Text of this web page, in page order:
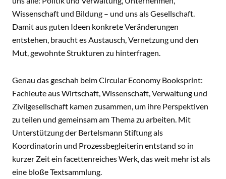
Wissenschaft und Bildung – und uns als Gesellschaft.
Damit aus guten Ideen konkrete Veränderungen
entstehen, braucht es Austausch, Vernetzung und den
Mut, gewohnte Strukturen zu hinterfragen.
Genau das geschah beim Circular Economy Booksprint:
Fachleute aus Wirtschaft, Wissenschaft, Verwaltung und
Zivilgesellschaft kamen zusammen, um ihre Perspektiven
zu teilen und gemeinsam am Thema zu arbeiten. Mit
Unterstützung der Bertelsmann Stiftung als
Koordinatorin und Prozessbegleiterin entstand so in
kurzer Zeit ein facettenreiches Werk, das weit mehr ist als
eine bloße Textsammlung.